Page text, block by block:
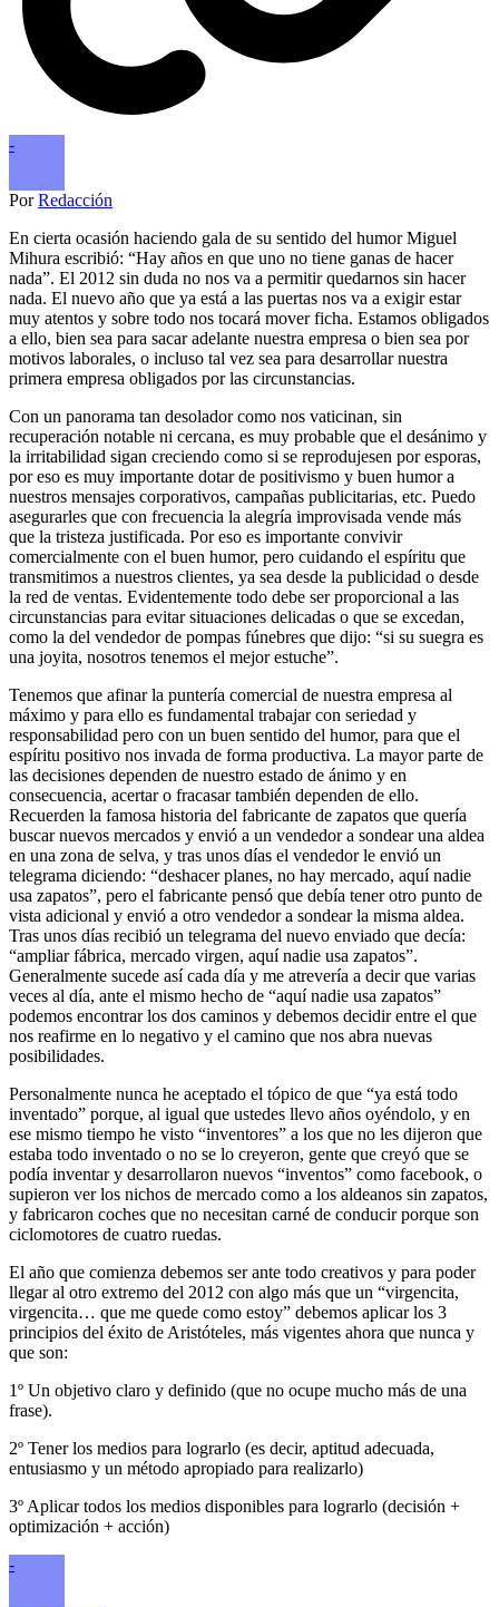
-
PorRedacción
En cierta ocasión haciendo gala de su sentido del humor Miguel
Mihura escribió: “Hay años en que uno no tiene ganas de hacer
nada”. El 2012 sin duda no nos va a permitir quedarnos sin hacer
nada. El nuevo año que ya está a las puertas nos va a exigir estar
muy atentos y sobre todo nos tocará mover ficha. Estamos obligados
a ello, bien sea para sacar adelante nuestra empresa o bien sea por
motivos laborales, o incluso tal vez sea para desarrollar nuestra
primera empresa obligados por las circunstancias.
Con un panorama tan desolador como nos vaticinan, sin
recuperación notable ni cercana, es muy probable que el desánimo y
la irritabilidad sigan creciendo como si se reprodujesen por esporas,
por eso es muy importante dotar de positivismo y buen humor a
nuestros mensajes corporativos, campañas publicitarias, etc. Puedo
asegurarles que con frecuencia la alegría improvisada vende más
que la tristeza justificada. Por eso es importante convivir
comercialmente con el buen humor, pero cuidando el espíritu que
transmitimos a nuestros clientes, ya sea desde la publicidad o desde
la red de ventas. Evidentemente todo debe ser proporcional a las
circunstancias para evitar situaciones delicadas o que se excedan,
como la del vendedor de pompas fúnebres que dijo: “si su suegra es
una joyita, nosotros tenemos el mejor estuche”.
Tenemos que afinar la puntería comercial de nuestra empresa al
máximo y para ello es fundamental trabajar con seriedad y
responsabilidad pero con un buen sentido del humor, para que el
espíritu positivo nos invada de forma productiva. La mayor parte de
las decisiones dependen de nuestro estado de ánimo y en
consecuencia, acertar o fracasar también dependen de ello.
Recuerden la famosa historia del fabricante de zapatos que quería
buscar nuevos mercados y envió a un vendedor a sondear una aldea
en una zona de selva, y tras unos días el vendedor le envió un
telegrama diciendo: “deshacer planes, no hay mercado, aquí nadie
usa zapatos”, pero el fabricante pensó que debía tener otro punto de
vista adicional y envió a otro vendedor a sondear la misma aldea.
Tras unos días recibió un telegrama del nuevo enviado que decía:
“ampliar fábrica, mercado virgen, aquí nadie usa zapatos”.
Generalmente sucede así cada día y me atrevería a decir que varias
veces al día, ante el mismo hecho de “aquí nadie usa zapatos”
podemos encontrar los dos caminos y debemos decidir entre el que
nos reafirme en lo negativo y el camino que nos abra nuevas
posibilidades.
Personalmente nunca he aceptado el tópico de que “ya está todo
inventado” porque, al igual que ustedes llevo años oyéndolo, y en
ese mismo tiempo he visto “inventores” a los que no les dijeron que
estaba todo inventado o no se lo creyeron, gente que creyó que se
podía inventar y desarrollaron nuevos “inventos” como facebook, o
supieron ver los nichos de mercado como a los aldeanos sin zapatos,
y fabricaron coches que no necesitan carné de conducir porque son
ciclomotores de cuatro ruedas.
El año que comienza debemos ser ante todo creativos y para poder
llegar al otro extremo del 2012 con algo más que un “virgencita,
virgencita… que me quede como estoy” debemos aplicar los 3
principios del éxito de Aristóteles, más vigentes ahora que nunca y
que son:
1º Un objetivo claro y definido (que no ocupe mucho más de una
frase).
2º Tener los medios para lograrlo (es decir, aptitud adecuada,
entusiasmo y un método apropiado para realizarlo)
3º Aplicar todos los medios disponibles para lograrlo (decisión +
optimización + acción)
-